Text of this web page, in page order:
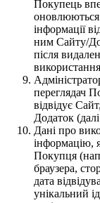
Покупець
оновлюються
інформації
ним Сайту/
після
використання
переглядач
відвідує
Додаток
Дані про
інформацію,
Покупця
браузера,
дата
унікальний